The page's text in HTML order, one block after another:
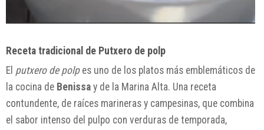
Receta tradicional de Putxero de polp
El putxero de polpes uno de los platos más emblemáticos de
la cocina de Benissa y de la Marina Alta. Una receta
contundente, de raíces marineras y campesinas, que combina
el sabor intenso del pulpo con verduras de temporada,